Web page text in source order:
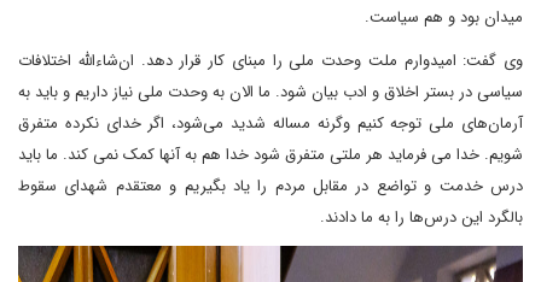
میدان بود و هم سیاست.
وی گفت: امیدوارم ملت وحدت ملی را مبنای کار قرار دهد. ان‌شاءالله اختلافات
سیاسی در بستر اخلاق و ادب بیان شود. ما الان به وحدت ملی نیاز داریم و باید به
آرمان‌های ملی توجه کنیم وگرنه مساله شدید می‌شود، اگر خدای نکرده متفرق
شویم. خدا می فرماید هر ملتی متفرق شود خدا هم به آنها کمک نمی کند. ما باید
درس خدمت و تواضع در مقابل مردم را یاد بگیریم و معتقدم شهدای سقوط
بالگرد این درس‌ها را به ما دادند.